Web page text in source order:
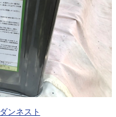
ンネスト